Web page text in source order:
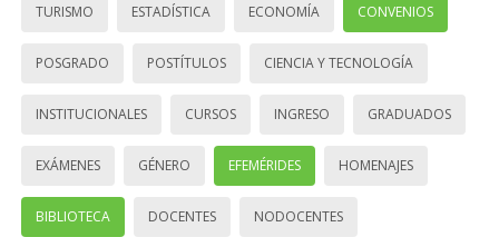
TURISMO ESTADÍSTICA ECONOMÍA CONVENIOS
POSGRADO POSTÍTULOS CIENCIA Y TECNOLOGÍA
INSTITUCIONALES CURSOS INGRESO GRADUADOS
EXÁMENES GÉNERO EFEMÉRIDES HOMENAJES
BIBLIOTECA DOCENTES NODOCENTES